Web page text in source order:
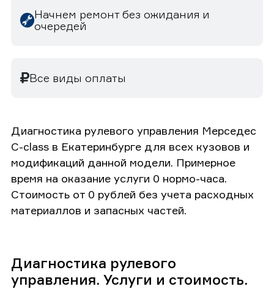
Начнем ремонт без ожидания и
очередей
Все виды оплаты
Диагностика рулевого управления Мерседес
C-class в Екатеринбурге для всех кузовов и
модификаций данной модели. Примерное
время на оказание услуги 0 нормо-часа.
Стоимость от 0 рублей без учета расходных
материаллов и запасных частей.
Диагностика рулевого
управления. Услуги и стоимость.